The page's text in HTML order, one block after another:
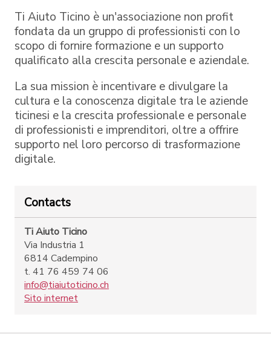
Ti Aiuto Ticino è un'associazione non profit
fondata da un gruppo di professionisti con lo
scopo di fornire formazione e un supporto
qualificato alla crescita personale e aziendale.
La sua mission è incentivare e divulgare la
cultura e la conoscenza digitale tra le aziende
ticinesi e la crescita professionale e personale
di professionisti e imprenditori, oltre a offrire
supporto nel loro percorso di trasformazione
digitale.
Contacts
Ti Aiuto Ticino
Via Industria 1
6814 Cadempino
t. 41 76 459 74 06
info@tiaiutoticino.ch
Sito internet